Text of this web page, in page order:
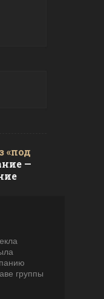
«под
—
группы